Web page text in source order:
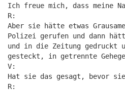
Ich freue mich, dass meine
R:
Aber sie hätte etwas
Polizei gerufen und dann
und in die Zeitung gedruckt
gesteckt, in getrennte
V:
Hat sie das gesagt, bevor
R: